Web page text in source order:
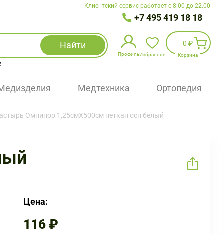
Клиентский сервис работает с 8.00 до 22.00
+7 495 419 18 18
Найти
Медицинская техника (приборы)
Профиль
Избранное
Войти
Избранное
0 ₽
Корзина
Медтехника Ортопедия
Омнипор 1,25смX500см неткан осн белый
Цена:
116 ₽